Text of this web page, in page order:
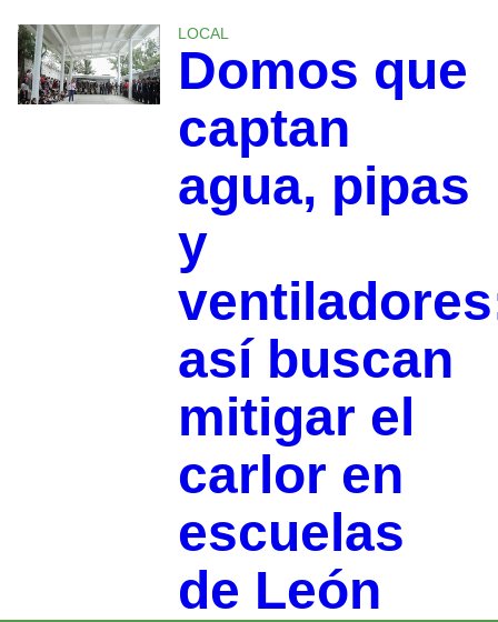
LOCAL
Domos que
captan
agua, pipas
y
así buscan
mitigar el
carlor en
escuelas
de León